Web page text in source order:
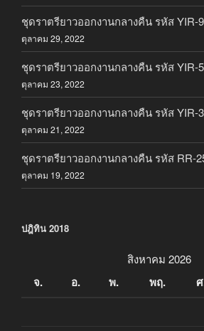
ชุดราตรียาวออกงานกลางคืน รหัส YIR-9
ตุลาคม 29, 2022
ชุดราตรียาวออกงานกลางคืน รหัส YIR-5
ตุลาคม 23, 2022
ชุดราตรียาวออกงานกลางคืน รหัส YIR-3
ตุลาคม 21, 2022
ชุดราตรียาวออกงานกลางคืน รหัส RR-
ตุลาคม 19, 2022
ปฎิทิน 2018
สิงหาคม 2026
จ. อ. พ. พฤ.